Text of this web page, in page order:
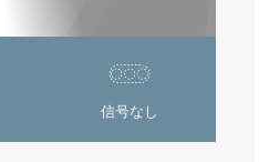
信号なし